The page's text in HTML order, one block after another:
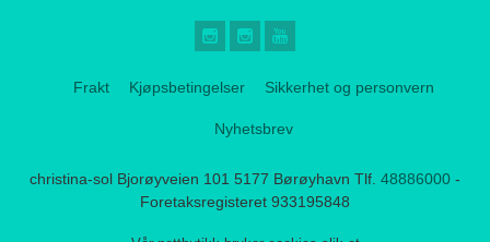
Frakt Kjøpsbetingelser Sikkerhet og personvern
Nyhetsbrev
christina-sol Bjorøyveien 101 5177 Børøyhavn Tlf. 48886000 -
Foretaksregisteret 933195848